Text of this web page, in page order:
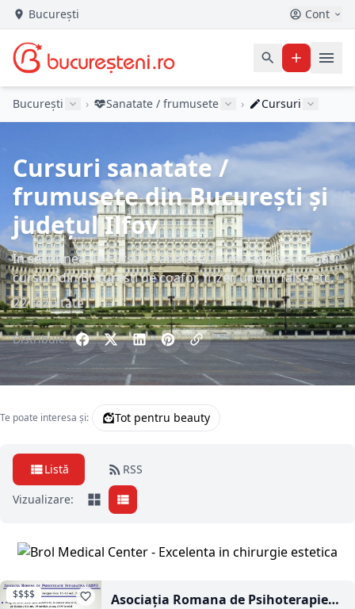
București Cont
București › Sanatate / frumusete › Cursuri
Cursuri sanatate /
frumusete din București și
județul Ilfov
În secțiunea de cursuri sănătate/frumusețe veți regăsi
cursuri din București de coafor, frizer, unghii false etc.
22 rezultate
Distribuie:
Te poate interesa și: Tot pentru beauty
Listă
RSS
Vizualizare:
$$$$
Asociaţia Romana de Psihoterapie